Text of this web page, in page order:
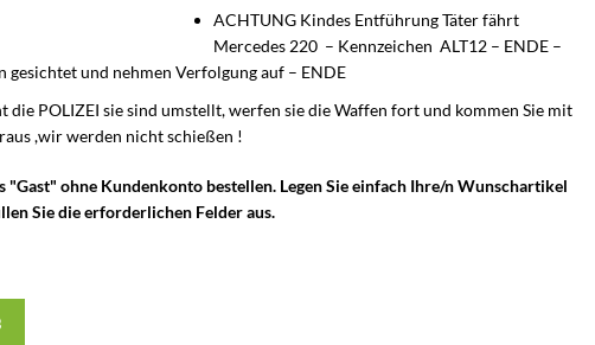
ACHTUNG Kindes Entführung Täter fährt
Mercedes 220 – Kennzeichen ALT12 – ENDE –
gesichtet und nehmen Verfolgung auf – ENDE
die POLIZEI sie sind umstellt, werfen sie die Waffen fort und kommen Sie mit
,wir werden nicht schießen !
"Gast" ohne Kundenkonto bestellen. Legen Sie einfach Ihre/n Wunschartikel
Sie die erforderlichen Felder aus.